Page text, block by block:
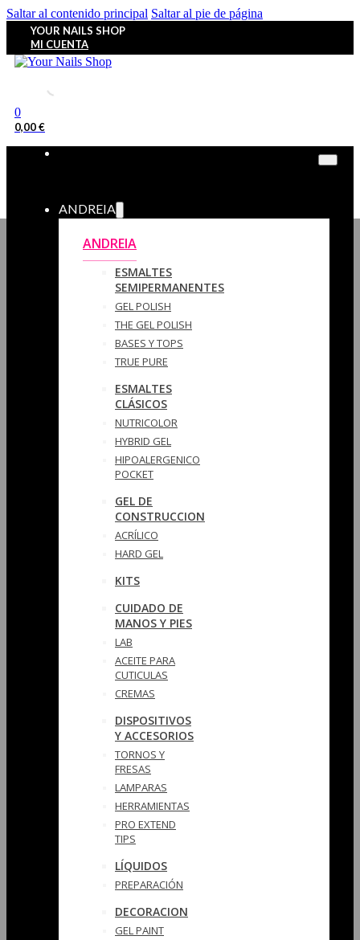
Saltar al contenido principal Saltar al pie de página
YOUR NAILS SHOP
MI CUENTA
0
0,00€
ANDREIA
ANDREIA
ESMALTES
SEMIPERMANENTES
GEL POLISH
THE GEL POLISH
BASES Y‎ TOPS
TRUE PURE
ESMALTES
CLÁSICOS
NUTRICOLOR
HYBRID GEL
HIPOALERGENICO
POCKET
GEL DE
CONSTRUCCION
ACRÍLICO
HARD GEL
KITS
CUIDADO DE
MANOS Y PIES
LAB
ACEITE PARA
CUTICULAS
CREMAS
DISPOSITIVOS
Y ACCESORIOS
TORNOS Y
FRESAS
LAMPARAS
HERRAMIENTAS
PRO EXTEND
TIPS
LÍQUIDOS
PREPARACIÓN
DECORACION
GEL PAINT